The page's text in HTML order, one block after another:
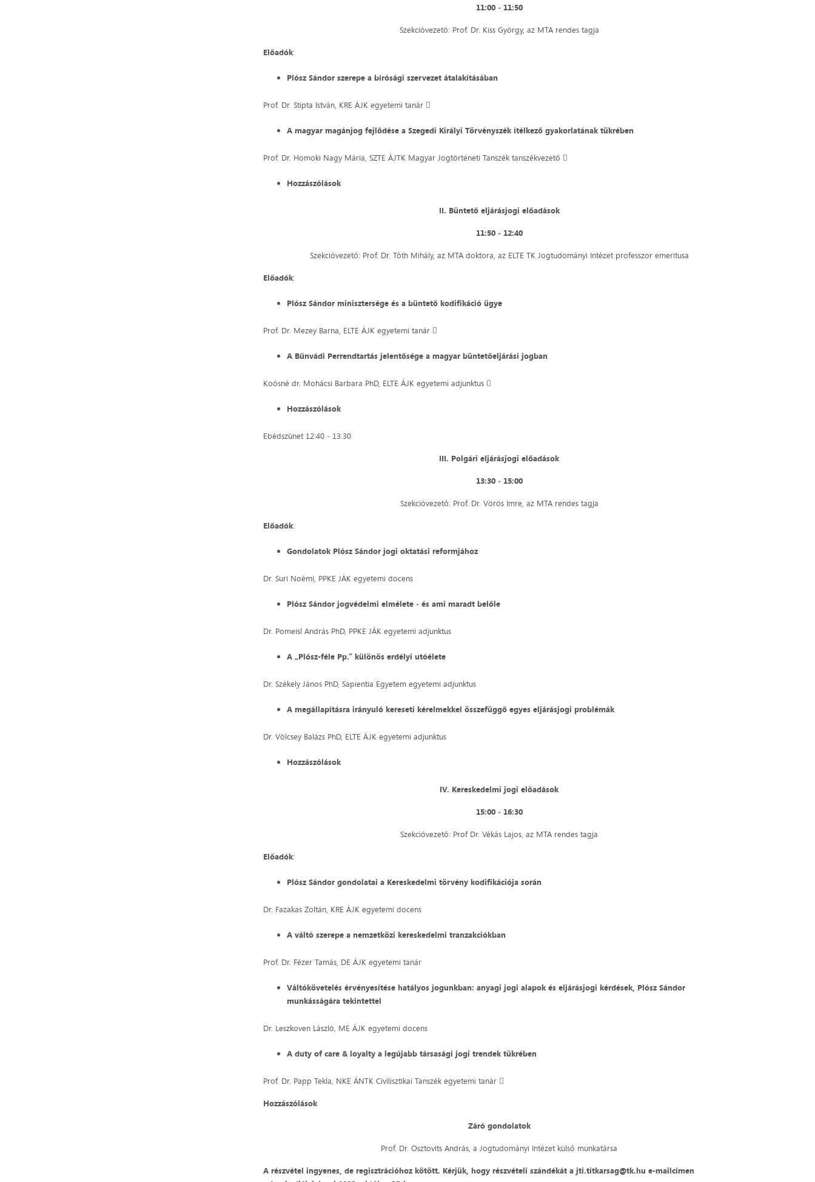
11:00 ‒ 11:50
Szekcióvezető: Prof. Dr. Kiss György, az MTA rendes tagja
Előadók:
Plósz Sándor szerepe a bírósági szervezet átalakításában
Prof. Dr. Stipta István, KRE ÁJK egyetemi tanár 
A magyar magánjog fejlődése a Szegedi Királyi Törvényszék ítélkező gyakorlatának tükrében
Prof. Dr. Homoki Nagy Mária, SZTE ÁJTK Magyar Jogtörténeti Tanszék tanszékvezető 
Hozzászólások
II. Büntető eljárásjogi előadások
11:50 ‒ 12:40
Szekcióvezető: Prof. Dr. Tóth Mihály, az MTA doktora, az ELTE TK Jogtudományi Intézet professzor emeritusa
Előadók:
Plósz Sándor minisztersége és a büntető kodifikáció ügye
Prof. Dr. Mezey Barna, ELTE ÁJK egyetemi tanár 
A Bűnvádi Perrendtartás jelentősége a magyar büntetőeljárási jogban
Koósné dr. Mohácsi Barbara PhD, ELTE ÁJK egyetemi adjunktus 
Hozzászólások
Ebédszünet 12:40 ‒ 13:30
III. Polgári eljárásjogi előadások
13:30 ‒ 15:00
Szekcióvezető: Prof. Dr. Vörös Imre, az MTA rendes tagja
Előadók:
Gondolatok Plósz Sándor jogi oktatási reformjához
Dr. Suri Noémi, PPKE JÁK egyetemi docens
Plósz Sándor jogvédelmi elmélete ‒ és ami maradt belőle
Dr. Pomeisl András PhD, PPKE JÁK egyetemi adjunktus
A „Plósz-féle Pp.” különös erdélyi utóélete
Dr. Székely János PhD, Sapientia Egyetem egyetemi adjunktus
A megállapításra irányuló kereseti kérelmekkel összefüggő egyes eljárásjogi problémák
Dr. Völcsey Balázs PhD, ELTE ÁJK egyetemi adjunktus
Hozzászólások
IV. Kereskedelmi jogi előadások
15:00 ‒ 16:30
Szekcióvezető: Prof Dr. Vékás Lajos, az MTA rendes tagja
Előadók:
Plósz Sándor gondolatai a Kereskedelmi törvény kodifikációja során
Dr. Fazakas Zoltán, KRE ÁJK egyetemi docens
A váltó szerepe a nemzetközi kereskedelmi tranzakciókban
Prof. Dr. Fézer Tamás, DE ÁJK egyetemi tanár
Váltókövetelés érvényesítése hatályos jogunkban: anyagi jogi alapok és eljárásjogi kérdések, Plósz Sándor
munkásságára tekintettel
Dr. Leszkoven László, ME ÁJK egyetemi docens
A duty of care & loyalty a legújabb társasági jogi trendek tükrében
Prof. Dr. Papp Tekla, NKE ÁNTK Civilisztikai Tanszék egyetemi tanár 
Hozzászólások
Záró gondolatok
Prof. Dr. Osztovits András, a Jogtudományi Intézet külső munkatársa
A részvétel ingyenes, de regisztrációhoz kötött. Kérjük, hogy részvételi szándékát a jti.titkarsag@tk.hu e-mailcímen